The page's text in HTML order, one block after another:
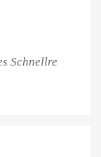
Schnellre